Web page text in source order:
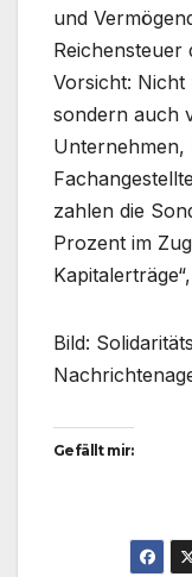
und
Vorsicht: Nicht
sondern auch
Unternehmen,
zahlen die
Prozent im
Bild:
Gefällt mir: